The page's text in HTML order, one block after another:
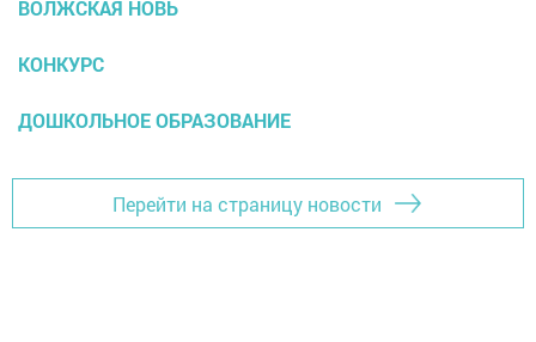
ВОЛЖСКАЯ НОВЬ
КОНКУРС
ДОШКОЛЬНОЕ ОБРАЗОВАНИЕ
Перейти на страницу новости